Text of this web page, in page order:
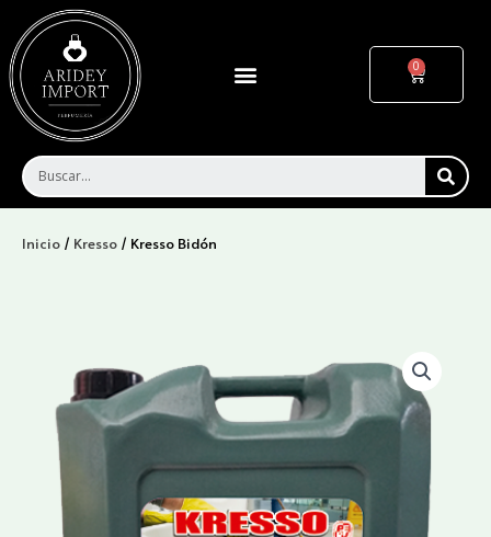
contenido
Menu Cart
Inicio / Kresso / Kresso Bidón